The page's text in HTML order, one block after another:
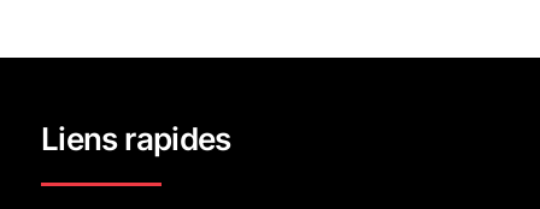
Liens rapides